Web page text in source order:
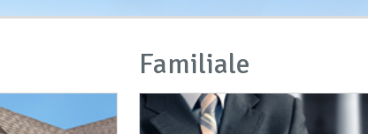
Familiale